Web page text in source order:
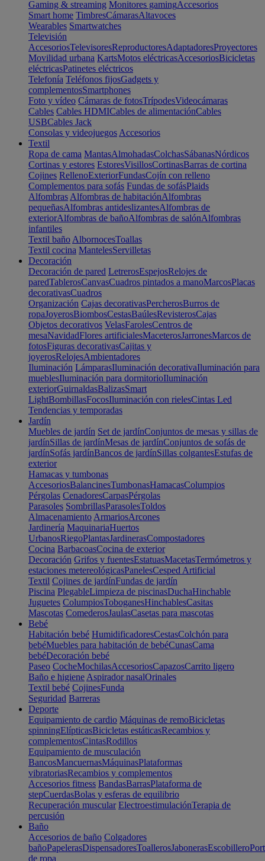
Gaming & streaming Monitores gamingAccesorios
Smart home TimbresCámarasAltavoces
Wearables Smartwatches
Televisión
AccesoriosTelevisoresReproductoresAdaptadoresProyectores
Movilidad urbana KartsMotos eléctricasAccesoriosBicicletas
eléctricasPatinetes eléctricos
Telefonía Teléfonos fijosGadgets y
complementosSmartphones
Foto y vídeo Cámaras de fotosTrípodesVideocámaras
Cables Cables HDMICables de alimentaciónCables
USBCables Jack
Consolas y videojuegos Accesorios
Textil
Ropa de cama MantasAlmohadasColchasSábanasNórdicos
Cortinas y estores EstoresVisillosCortinasBarras de cortina
Cojines RellenoExteriorFundasCojín con relleno
Complementos para sofás Fundas de sofásPlaids
Alfombras Alfombras de habitaciónAlfombras
pequeñasAlfombras antideslizantesAlfombras de
exteriorAlfombras de bañoAlfombras de salónAlfombras
infantiles
Textil baño AlbornocesToallas
Textil cocina MantelesServilletas
Decoración
Decoración de pared LetrerosEspejosRelojes de
paredTablerosCanvasCuadros pintados a manoMarcosPlacas
decorativasCuadros
Organización Cajas decorativasPercherosBurros de
ropaJoyerosBiombosCestasBaúlesRevisterosCajas
Objetos decorativos VelasFarolesCentros de
mesaNavidadFlores artificialesMaceterosJarronesMarcos de
fotosFiguras decorativasCajitas y
joyerosRelojesAmbientadores
Iluminación LámparasIluminación decorativaIluminación para
mueblesIluminación para dormitorioIluminación
exteriorGuirnaldasBalizasSmart
LightBombillasFocosIluminación con rielesCintas Led
Tendencias y temporadas
Jardín
Muebles de jardín Set de jardínConjuntos de mesas y sillas de
jardínSillas de jardínMesas de jardínConjuntos de sofás de
jardínSofás jardínBancos de jardínSillas colgantesEstufas de
exterior
Hamacas y tumbonas
AccesoriosBalancinesTumbonasHamacasColumpios
Pérgolas CenadoresCarpasPérgolas
Parasoles SombrillasParasolesToldos
Almacenamiento ArmariosArcones
Jardinería MaquinariaHuertos
UrbanosRiegoPlantasJardinerasCompostadores
Cocina BarbacoasCocina de exterior
Decoración Grifos y fuentesEstatuasMacetasTermómetros y
estaciones metereológicasPanelesCesped Artificial
Textil Cojines de jardínFundas de jardín
Piscina PlegableLimpieza de piscinasDuchaHinchable
Juguetes ColumpiosToboganesHinchablesCasitas
Mascotas ComederosJaulasCasetas para mascotas
Bebé
Habitación bebé HumidificadoresCestasColchón para
bebéMuebles para habitación de bebéCunasCama
bebéDecoración bebé
Paseo CocheMochilasAccesoriosCapazosCarrito ligero
Baño e higiene Aspirador nasalOrinales
Textil bebé CojinesFunda
Seguridad Barreras
Deporte
Equipamiento de cardio Máquinas de remoBicicletas
spinningElípticasBicicletas estáticasRecambios y
complementosCintasRodillos
Equipamiento de musculación
BancosMancuernasMáquinasPlataformas
vibratoriasRecambios y complementos
Accesorios fitness BandasBarrasPlataforma de
stepCuerdasBolas y esferas de equilibrio
Recuperación muscular ElectroestimulaciónTerapia de
percusión
Baño
Accesorios de baño Colgadores
bañoPapelerasDispensadoresToallerosJabonerasEscobillero
de ropa